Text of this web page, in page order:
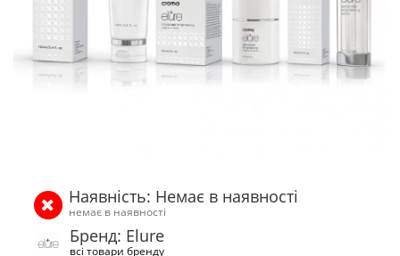
Наявність: Немає в наявності
немає в наявності
Бренд: Elure
всі товари бренду